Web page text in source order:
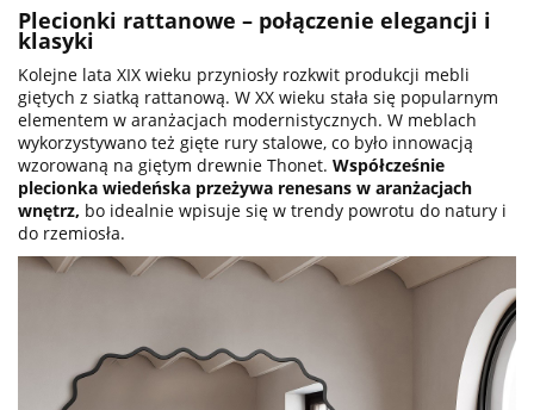
Plecionki rattanowe – połączenie elegancji i
klasyki
Kolejne lata XIX wieku przyniosły rozkwit produkcji mebli
giętych z siatką rattanową. W XX wieku stała się popularnym
elementem w aranżacjach modernistycznych. W meblach
wykorzystywano też gięte rury stalowe, co było innowacją
wzorowaną na giętym drewnie Thonet. Współcześnie
plecionka wiedeńska przeżywa renesans w aranżacjach
wnętrz, bo idealnie wpisuje się w trendy powrotu do natury i
do rzemiosła.